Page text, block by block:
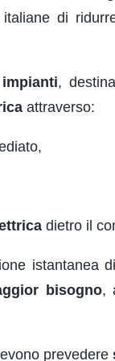
di
,
attraverso:
dietro il
istantanea
bisogno,
prevedere